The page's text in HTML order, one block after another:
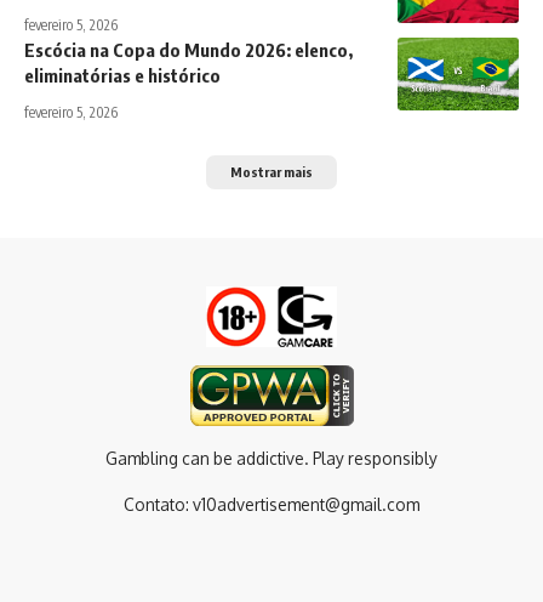
fevereiro 5, 2026
Escócia na Copa do Mundo 2026: elenco,
eliminatórias e histórico
fevereiro 5, 2026
Mostrar mais
Gambling can be addictive. Play responsibly
Contato: v10advertisement@gmail.com